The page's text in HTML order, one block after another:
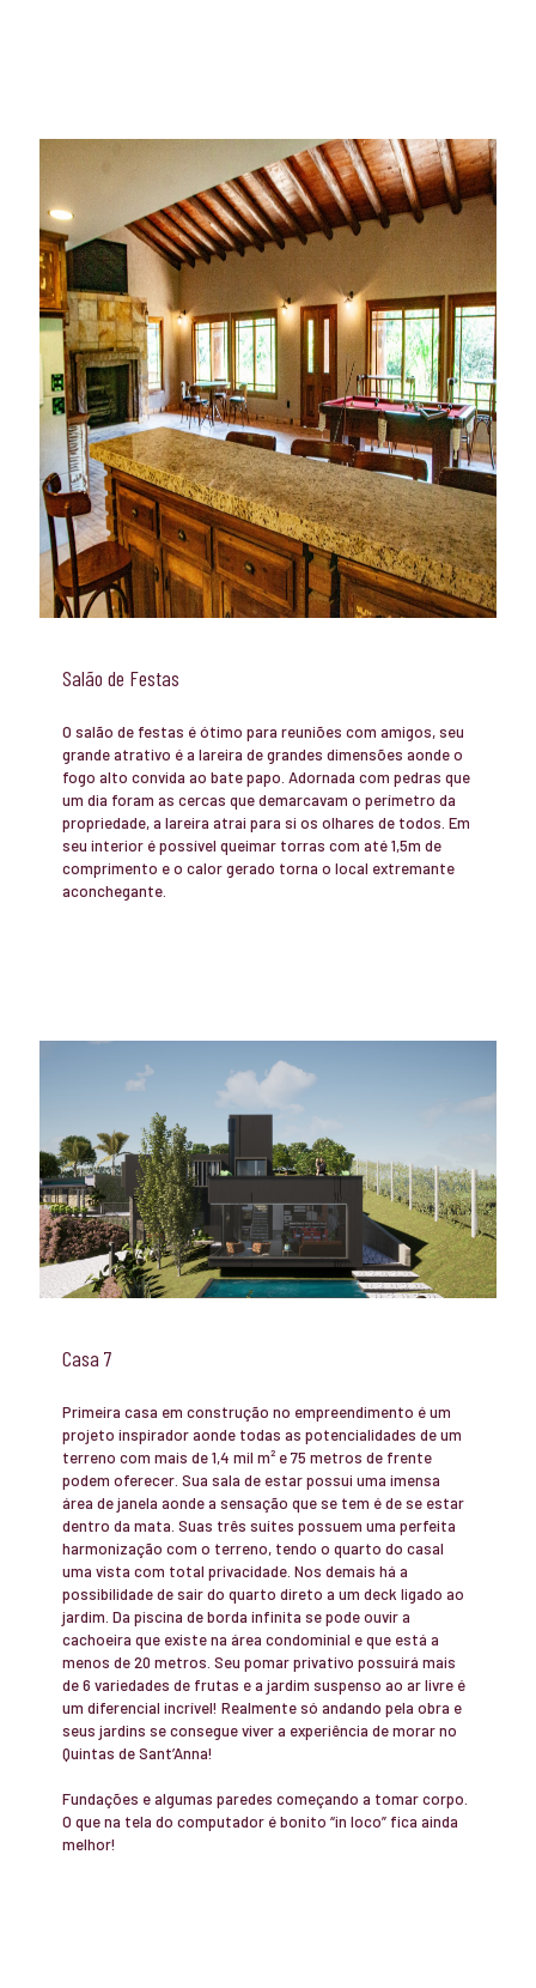
Salão de Festas
O salão de festas é ótimo para reuniões com amigos, seu
grande atrativo é a lareira de grandes dimensões aonde o
fogo alto convida ao bate papo. Adornada com pedras que
um dia foram as cercas que demarcavam o perímetro da
propriedade, a lareira atrai para si os olhares de todos. Em
seu interior é possível queimar torras com até 1,5m de
comprimento e o calor gerado torna o local extremante
aconchegante.
Casa 7
Primeira casa em construção no empreendimento é um
projeto inspirador aonde todas as potencialidades de um
terreno com mais de 1,4 mil m² e 75 metros de frente
podem oferecer. Sua sala de estar possui uma imensa
área de janela aonde a sensação que se tem é de se estar
dentro da mata. Suas três suítes possuem uma perfeita
harmonização com o terreno, tendo o quarto do casal
uma vista com total privacidade. Nos demais há a
possibilidade de sair do quarto direto a um deck ligado ao
jardim. Da piscina de borda infinita se pode ouvir a
cachoeira que existe na área condominial e que está a
menos de 20 metros. Seu pomar privativo possuirá mais
de 6 variedades de frutas e a jardim suspenso ao ar livre é
um diferencial incrível! Realmente só andando pela obra e
seus jardins se consegue viver a experiência de morar no
Quintas de Sant’Anna!
Fundações e algumas paredes começando a tomar corpo.
O que na tela do computador é bonito “in loco” fica ainda
melhor!